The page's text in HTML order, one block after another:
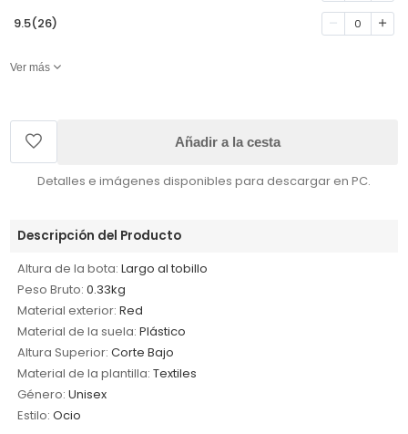
9.5(26) 0
Ver más
Añadir a la cesta
Detalles e imágenes disponibles para descargar en PC.
Descripción del Producto
Altura de la bota: Largo al tobillo
Peso Bruto: 0.33kg
Material exterior: Red
Material de la suela: Plástico
Altura Superior: Corte Bajo
Material de la plantilla: Textiles
Género: Unisex
Estilo: Ocio